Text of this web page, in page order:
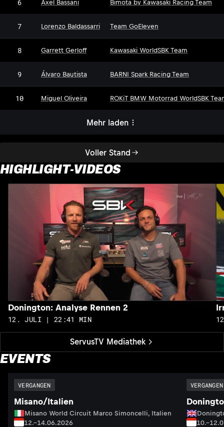
Voller Stand
6 Axel Bassani Bimota by Kawasaki Racing Team
7 Lorenzo Baldassarri Team GoEleven
8 Garrett Gerloff Kawasaki WorldSBK Team
9 Álvaro Bautista BARNI Spark Racing Team
10 Miguel Oliveira ROKiT BMW Motorrad WorldSBK
Mehr laden
HIGHLIGHT-VIDEOS
ServusTV Mediathek
Donington: Analyse Rennen 2
12. JULI | 22:41 MIN
EVENTS
VERGANGEN
Misano/Italien
Misano World Circuit Marco Simoncelli, Italien
12.–14.06.2026
VERGANGEN